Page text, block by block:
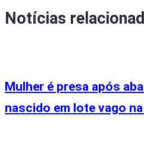
Notícias
Mulher é presa após
nascido em lote vago na